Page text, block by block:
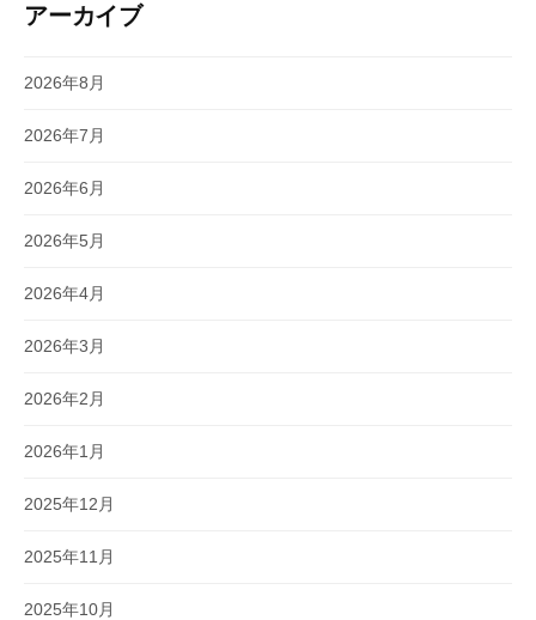
アーカイブ
2026年8月
2026年7月
2026年6月
2026年5月
2026年4月
2026年3月
2026年2月
2026年1月
2025年12月
2025年11月
2025年10月